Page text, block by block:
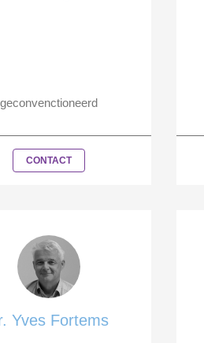
geconvenctioneerd
CONTACT
Yves Fortems